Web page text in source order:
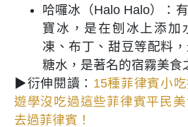
哈囉冰（Halo Halo）：
寶冰，是在刨冰上添加
凍、布丁、甜豆等配料
糖水，是著名的宿霧美食
▶衍伸閱讀： 15種菲律賓小
遊學沒吃過這些菲律賓平民
去過菲律賓！